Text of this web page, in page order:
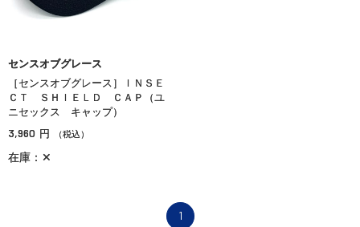
センスオブグレース
［センスオブグレース］ＩＮＳＥ
ＣＴ ＳＨＩＥＬＤ ＣＡＰ（ユ
ニセックス キャップ）
3,960 円 （税込）
在庫：✕
1